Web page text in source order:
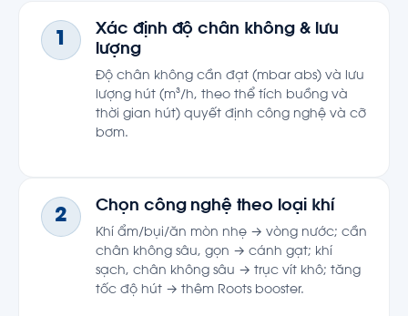
1
Xác định độ chân không & lưu
lượng
Độ chân không cần đạt (mbar abs) và lưu
lượng hút (m³/h, theo thể tích buồng và
thời gian hút) quyết định công nghệ và cỡ
bơm.
2 Chọn công nghệ theo loại khí
Khí ẩm/bụi/ăn mòn nhẹ → vòng nước; cần
chân không sâu, gọn → cánh gạt; khí
sạch, chân không sâu → trục vít khô; tăng
tốc độ hút → thêm Roots booster.